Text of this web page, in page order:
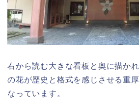
右から読む大きな看板と奥に描か
の花が歴史と格式を感じさせる重
なっています。